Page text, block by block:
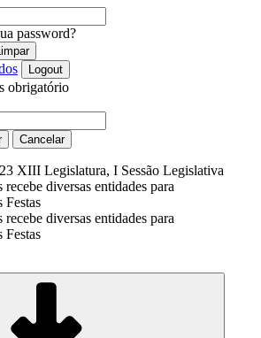
password?
obrigatório
XIII Legislatura, I Sessão Legislativa
diversas entidades para
Festas
diversas entidades para
Festas